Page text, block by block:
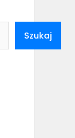
Szukaj